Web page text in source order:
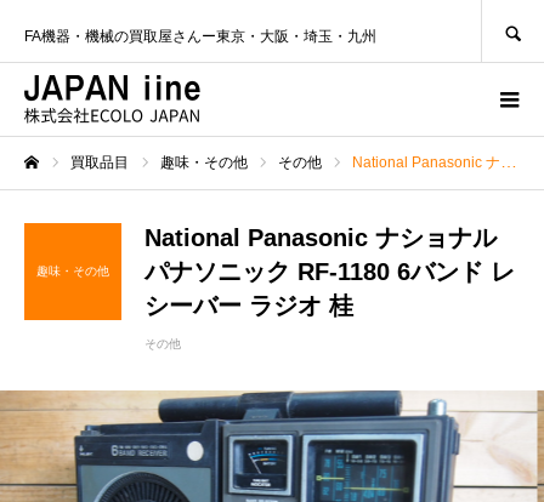
FA機器・機械の買取屋さんー東京・大阪・埼玉・九州
買取品目 趣味・その他 その他 National Panasonic ナショナル パナソニック RF-1180 6バンド レシーバー ラジオ 桂
趣味・その他
National Panasonic ナショナル
パナソニック RF-1180 6バンド レ
シーバー ラジオ 桂
その他